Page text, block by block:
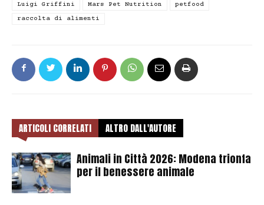
Luigi Griffini
Mars Pet Nutrition
petfood
raccolta di alimenti
ARTICOLI CORRELATI ALTRO DALL'AUTORE
Animali in Città 2026: Modena trionfa
per il benessere animale